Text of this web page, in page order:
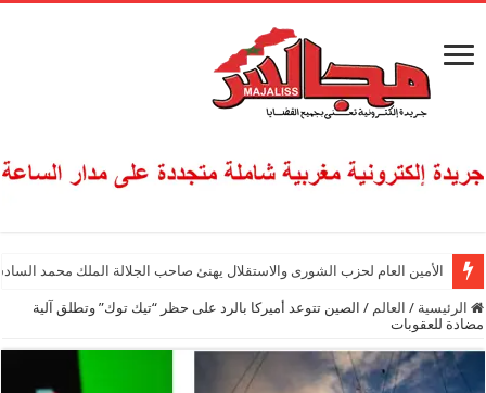
الأمين العام لحزب الشورى والاستقلال يهنئ صاحب الجلالة الملك محمد
الرئيسية / العالم / الصين تتوعد أميركا بالرد على حظر “تيك توك” وتطلق آلية
مضادة للعقوبات